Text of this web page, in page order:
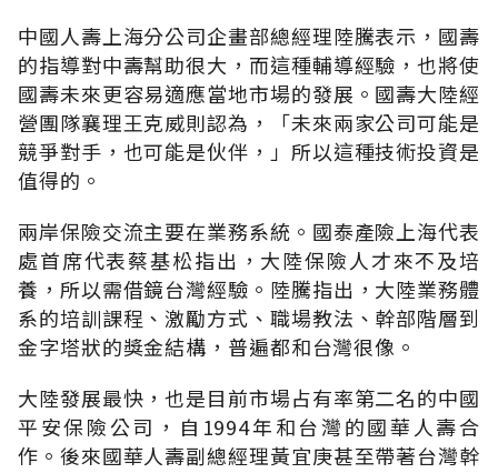
中國人壽上海分公司企畫部總經理陸騰表示，國壽
的指導對中壽幫助很大，而這種輔導經驗，也將使
國壽未來更容易適應當地市場的發展。國壽大陸經
營團隊襄理王克威則認為，「未來兩家公司可能是
競爭對手，也可能是伙伴，」所以這種技術投資是
值得的。
兩岸保險交流主要在業務系統。國泰產險上海代表
處首席代表蔡基松指出，大陸保險人才來不及培
養，所以需借鏡台灣經驗。陸騰指出，大陸業務體
系的培訓課程、激勵方式、職場教法、幹部階層到
金字塔狀的獎金結構，普遍都和台灣很像。
大陸發展最快，也是目前市場占有率第二名的中國
平安保險公司，自1994年和台灣的國華人壽合
作。後來國華人壽副總經理黃宜庚甚至帶著台灣幹